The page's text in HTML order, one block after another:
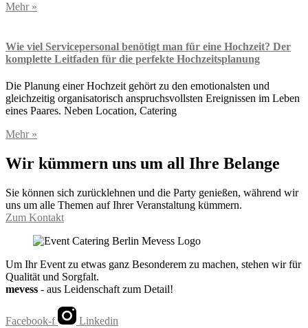
Mehr »
Wie viel Servicepersonal benötigt man für eine Hochzeit? Der
komplette Leitfaden für die perfekte Hochzeitsplanung
Die Planung einer Hochzeit gehört zu den emotionalsten und
gleichzeitig organisatorisch anspruchsvollsten Ereignissen im Leben
eines Paares. Neben Location, Catering
Mehr »
Wir kümmern uns um all Ihre Belange
Sie können sich zurücklehnen und die Party genießen, während wir
uns um alle Themen auf Ihrer Veranstaltung kümmern.
Zum Kontakt
Um Ihr Event zu etwas ganz Besonderem zu machen, stehen wir für
Qualität und Sorgfalt.
mevess - aus Leidenschaft zum Detail!
Facebook-f
Linkedin